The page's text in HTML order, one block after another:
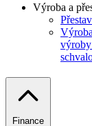
Výroba a
Finance